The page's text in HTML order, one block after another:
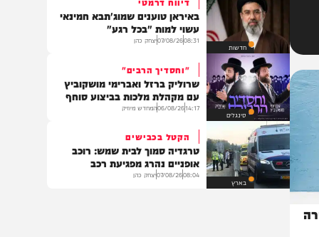
חדשות
דיווח דרמטי
באיראן טוענים שמוג'תבא חמינאי
עשוי למות "בכל רגע"
07/08/26יצחק כהן
סינגלים
"וחסדיך הרבים"
שרוליק ברזל ואברימי מושקוביץ
עם מקהלת מלכות בביצוע סוחף
14:17
06/08/26 המחדש מיוזיק
הקטל בכבישים
טרגדיה סמוך לבית שמש: רוכב